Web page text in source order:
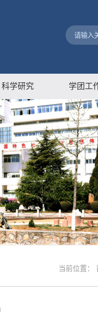
科学研究 学团工
当前位置：